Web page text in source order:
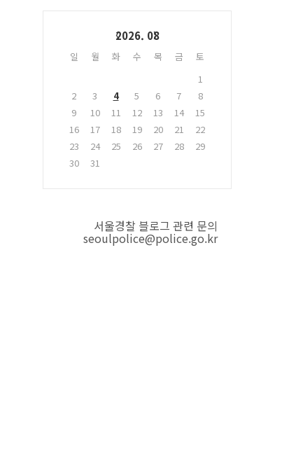
2026. 08
일 월 화 수 목 금
토
1
2
3 4 5 6 7
8
9
10 11 12 13 14
15
16
17 18 19 20 21
22
23
24 25 26 27 28
29
30
31
서울경찰 블로그 관련 문의
seoulpolice@police.go.kr